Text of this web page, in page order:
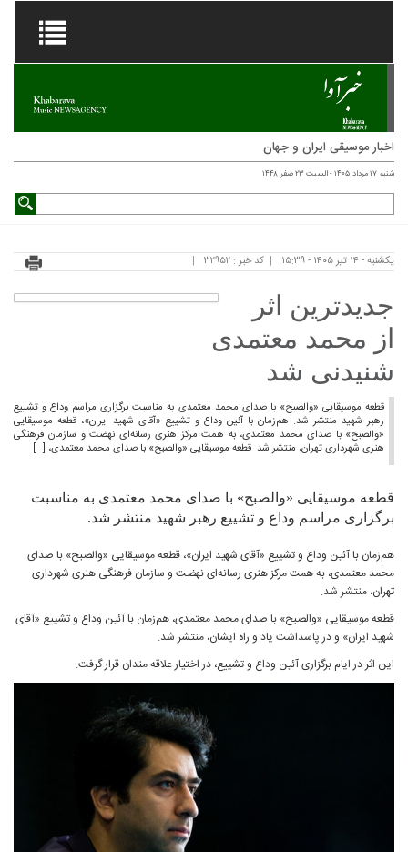
اخبار موسیقی ایران و جهان
شنبه ۱۷ مرداد ۱۴۰۵ - السبت ۲۳ صفر ۱۴۴۸
یکشنبه - ۱۴ تیر ۱۴۰۵ - ۱۵:۳۹ کد خبر : ۳۲۹۵۲
جدیدترین اثر
از محمد معتمدی
شنیدنی شد
قطعه موسیقایی «والصبح» با صدای محمد معتمدی به مناسبت برگزاری مراسم وداع و تشییع
رهبر شهید منتشر شد. هم‌زمان با آئین وداع و تشییع «آقای شهید ایران»، قطعه موسیقایی
«والصبح» با صدای محمد معتمدی، به همت مرکز هنری رسانه‌ای نهضت و سازمان فرهنگی
هنری شهرداری تهران، منتشر شد. قطعه موسیقایی «والصبح» با صدای محمد معتمدی، […]
قطعه موسیقایی «والصبح» با صدای محمد معتمدی به مناسبت
برگزاری مراسم وداع و تشییع رهبر شهید منتشر شد.
هم‌زمان با آئین وداع و تشییع «آقای شهید ایران»، قطعه موسیقایی «والصبح» با صدای
محمد معتمدی، به همت مرکز هنری رسانه‌ای نهضت و سازمان فرهنگی هنری شهرداری
تهران، منتشر شد.
قطعه موسیقایی «والصبح» با صدای محمد معتمدی، هم‌زمان با آئین وداع و تشییع «آقای
شهید ایران» و در پاسداشت یاد و راه ایشان، منتشر شد.
این اثر در ایام برگزاری آئین وداع و تشییع، در اختیار علاقه‌ مندان قرار گرفت.